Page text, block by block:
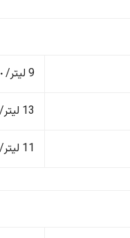
9 لیتر/١٠٠ کم
13 لیتر/١٠٠ کم
11 لیتر/١٠٠ کم